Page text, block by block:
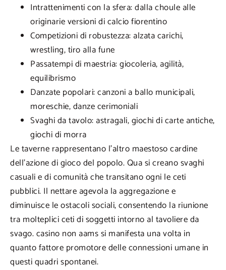
Intrattenimenti con la sfera: dalla choule alle
originarie versioni di calcio fiorentino
Competizioni di robustezza: alzata carichi,
wrestling, tiro alla fune
Passatempi di maestria: giocoleria, agilità,
equilibrismo
Danzate popolari: canzoni a ballo municipali,
moreschie, danze cerimoniali
Svaghi da tavolo: astragali, giochi di carte antiche,
giochi di morra
Le taverne rappresentano l’altro maestoso cardine
dell’azione di gioco del popolo. Qua si creano svaghi
casuali e di comunità che transitano ogni le ceti
pubblici. Il nettare agevola la aggregazione e
diminuisce le ostacoli sociali, consentendo la riunione
tra molteplici ceti di soggetti intorno al tavoliere da
svago. casino non aams si manifesta una volta in
quanto fattore promotore delle connessioni umane in
questi quadri spontanei.